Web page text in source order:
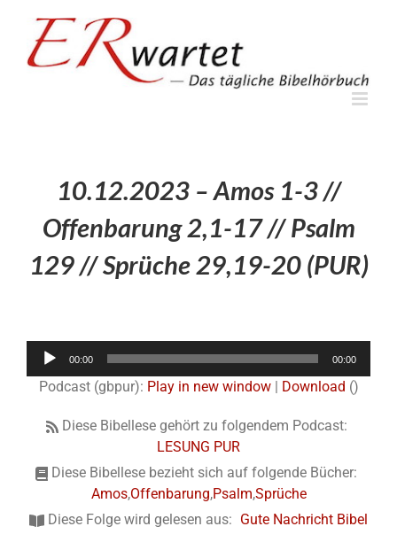
springen
10.12.2023 – Amos 1-3 //
Offenbarung 2,1-17 // Psalm
129 // Sprüche 29,19-20 (PUR)
Audio-
00:00 00:00
Podcast (gbpur): Play in new window| Download ()
Diese Bibellese gehört zu folgendem Podcast:
LESUNG PUR
Diese Bibellese bezieht sich auf folgende Bücher:
Amos,Offenbarung,Psalm,Sprüche
Diese Folge wird gelesen aus: Gute Nachricht Bibel